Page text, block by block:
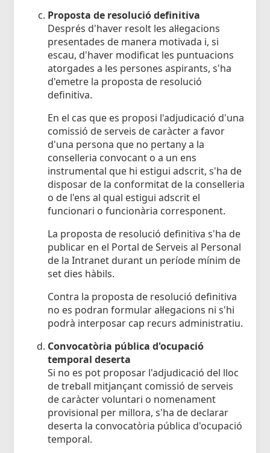
Proposta de resolució definitiva
Després d'haver resolt les al·legacions
presentades de manera motivada i, si
escau, d'haver modificat les puntuacions
atorgades a les persones aspirants, s'ha
d'emetre la proposta de resolució
definitiva.
En el cas que es proposi l'adjudicació d'una
comissió de serveis de caràcter a favor
d'una persona que no pertany a la
conselleria convocant o a un ens
instrumental que hi estigui adscrit, s'ha de
disposar de la conformitat de la conselleria
o de l'ens al qual estigui adscrit el
funcionari o funcionària corresponent.
La proposta de resolució definitiva s'ha de
publicar en el Portal de Serveis al Personal
de la Intranet durant un període mínim de
set dies hàbils.
Contra la proposta de resolució definitiva
no es podran formular al·legacions ni s'hi
podrà interposar cap recurs administratiu.
Convocatòria pública d'ocupació
temporal deserta
Si no es pot proposar l'adjudicació del lloc
de treball mitjançant comissió de serveis
de caràcter voluntari o nomenament
provisional per millora, s'ha de declarar
deserta la convocatòria pública d'ocupació
temporal.